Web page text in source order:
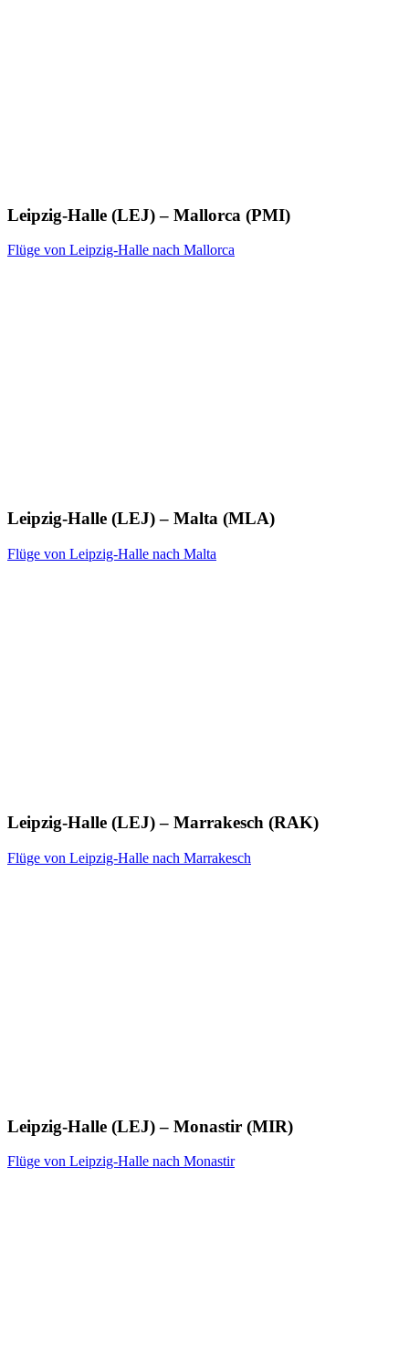
Leipzig-Halle (LEJ) – Mallorca (PMI)
Flüge von Leipzig-Halle nach Mallorca
Leipzig-Halle (LEJ) – Malta (MLA)
Flüge von Leipzig-Halle nach Malta
Leipzig-Halle (LEJ) – Marrakesch (RAK)
Flüge von Leipzig-Halle nach Marrakesch
Leipzig-Halle (LEJ) – Monastir (MIR)
Flüge von Leipzig-Halle nach Monastir